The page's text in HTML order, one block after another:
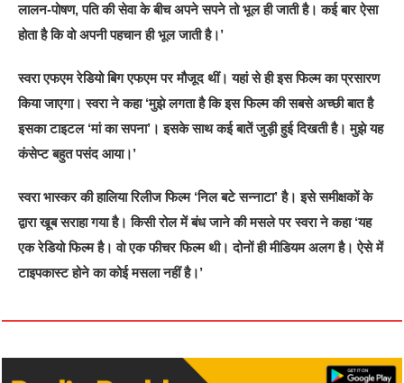
लालन-पोषण, पति की सेवा के बीच अपने सपने तो भूल ही जाती है। कई बार ऐसा
होता है कि वो अपनी पहचान ही भूल जाती है।’
स्वरा एफएम रेडियो बिग एफएम पर मौजूद थीं। यहां से ही इस फिल्म का प्रसारण
किया जाएगा। स्वरा ने कहा ‘मुझे लगता है कि इस फिल्म की सबसे अच्छी बात है
इसका टाइटल ‘मां का सपना’। इसके साथ कई बातें जुड़ी हुई दिखती है। मुझे यह
कंसेप्ट बहुत पसंद आया।’
स्वरा भास्कर की हालिया रिलीज फिल्म ‘निल बटे सन्नाटा’ है। इसे समीक्षकों के
द्वारा खूब सराहा गया है। किसी रोल में बंध जाने की मसले पर स्वरा ने कहा ‘यह
एक रेडियो फिल्म है। वो एक फीचर फिल्म थी। दोनों ही मीडियम अलग है। ऐसे में
टाइपकास्ट होने का कोई मसला नहीं है।’